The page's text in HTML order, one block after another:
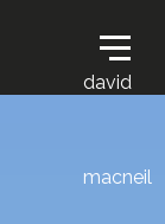
david
macneil